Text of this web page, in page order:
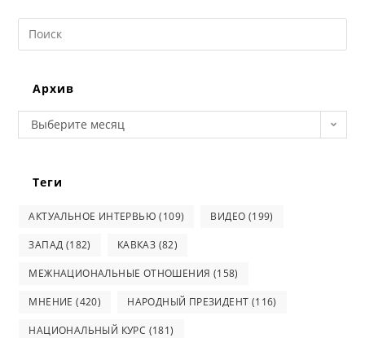
Search
this
Архив
Архив
Выберите месяц
Теги
АКТУАЛЬНОЕ ИНТЕРВЬЮ (109) ВИДЕО (199)
ЗАПАД (182) КАВКАЗ (82)
МЕЖНАЦИОНАЛЬНЫЕ ОТНОШЕНИЯ (158)
МНЕНИЕ (420) НАРОДНЫЙ ПРЕЗИДЕНТ (116)
НАЦИОНАЛЬНЫЙ КУРС (181)